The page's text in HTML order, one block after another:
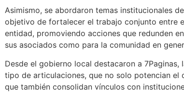
Asimismo, se abordaron temas institucionales
objetivo de fortalecer el trabajo conjunto entre
entidad, promoviendo acciones que redunden
sus asociados como para la comunidad en
Desde el gobierno local destacaron a
tipo de articulaciones, que no solo potencian el
que también consolidan vínculos con